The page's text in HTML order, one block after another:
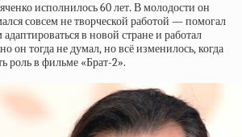
исполнилось 60 лет. В молодости он
совсем не творческой работой — помогал
в новой стране и работал
он тогда не думал, но всё изменилось, когда
роль в фильме «Брат-2».